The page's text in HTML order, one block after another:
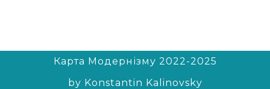
Карта Модернізму 2022-2025
by Konstantin Kalinovsky